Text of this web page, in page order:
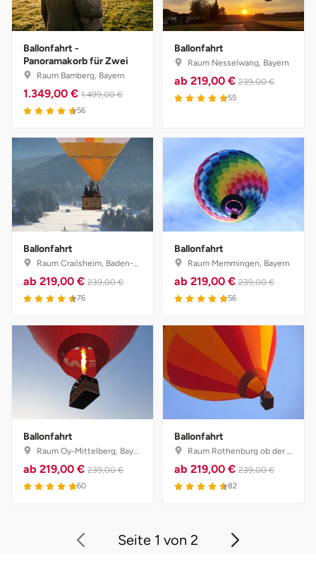
Ballonfahrt -
Panoramakorb für Zwei
Raum Bamberg, Bayern
1.349,00 € 1.499,00 €
4.6 von 5
56
Ballonfahrt
Raum Nesselwang, Bayern
ab 219,00 € 239,00 €
4.8 von 5
55
Ballonfahrt
Raum Crailsheim, Baden-Württemberg
ab 219,00 € 239,00 €
4.5 von 5
76
Ballonfahrt
Raum Memmingen, Bayern
ab 219,00 € 239,00 €
4.9 von 5
56
Ballonfahrt
Raum Oy-Mittelberg, Bayern
ab 219,00 € 239,00 €
5 von 5
60
Ballonfahrt
Raum Rothenburg ob der Tauber, Bayern
ab 219,00 € 239,00 €
4.6 von 5
82
Seite 1 von 2